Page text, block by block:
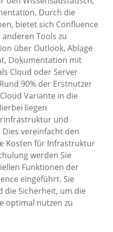
Durch die
bietet sich Confluence
Tools zu
über Outlook, Ablage
Dokumentation mit
Cloud oder Server
90% der Erstnutzer
Variante in die
liegen
und
vereinfacht den
Kosten für Infrastruktur
werden Sie
Funktionen der
eingeführt. Sie
die Sicherheit, um die
optimal nutzen zu